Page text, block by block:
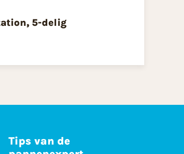
5-delig
Tips van de